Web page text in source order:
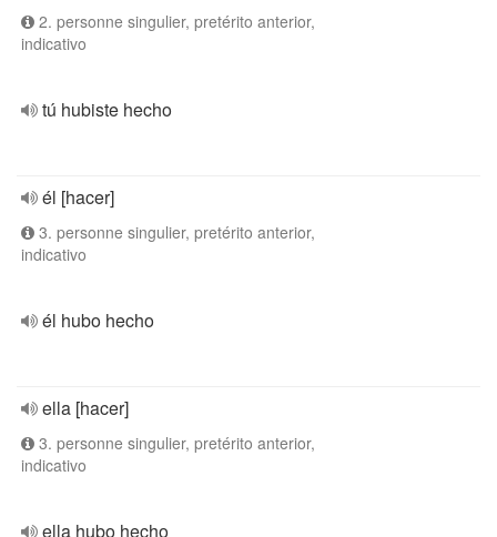
2. personne singulier, pretérito anterior,
indicativo
tú hubiste hecho
él [hacer]
3. personne singulier, pretérito anterior,
indicativo
él hubo hecho
ella [hacer]
3. personne singulier, pretérito anterior,
indicativo
ella hubo hecho